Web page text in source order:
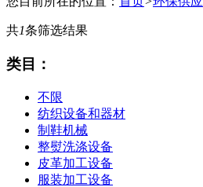
共1条筛选结果
类目：
不限
纺织设备和器材
制鞋机械
整熨洗涤设备
皮革加工设备
服装加工设备